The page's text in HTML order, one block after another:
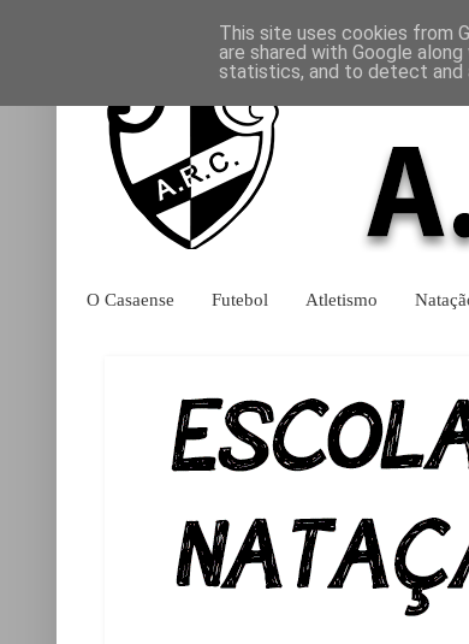
O Casaense Futebol Atletismo
This site uses cookies from
are shared with Google
statistics, and to detect and